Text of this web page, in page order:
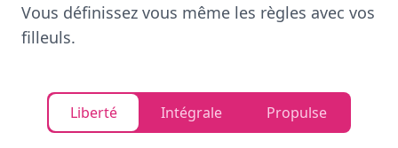
Vous définissez vous même les règles avec vos
filleuls.
Liberté Intégrale Propulse